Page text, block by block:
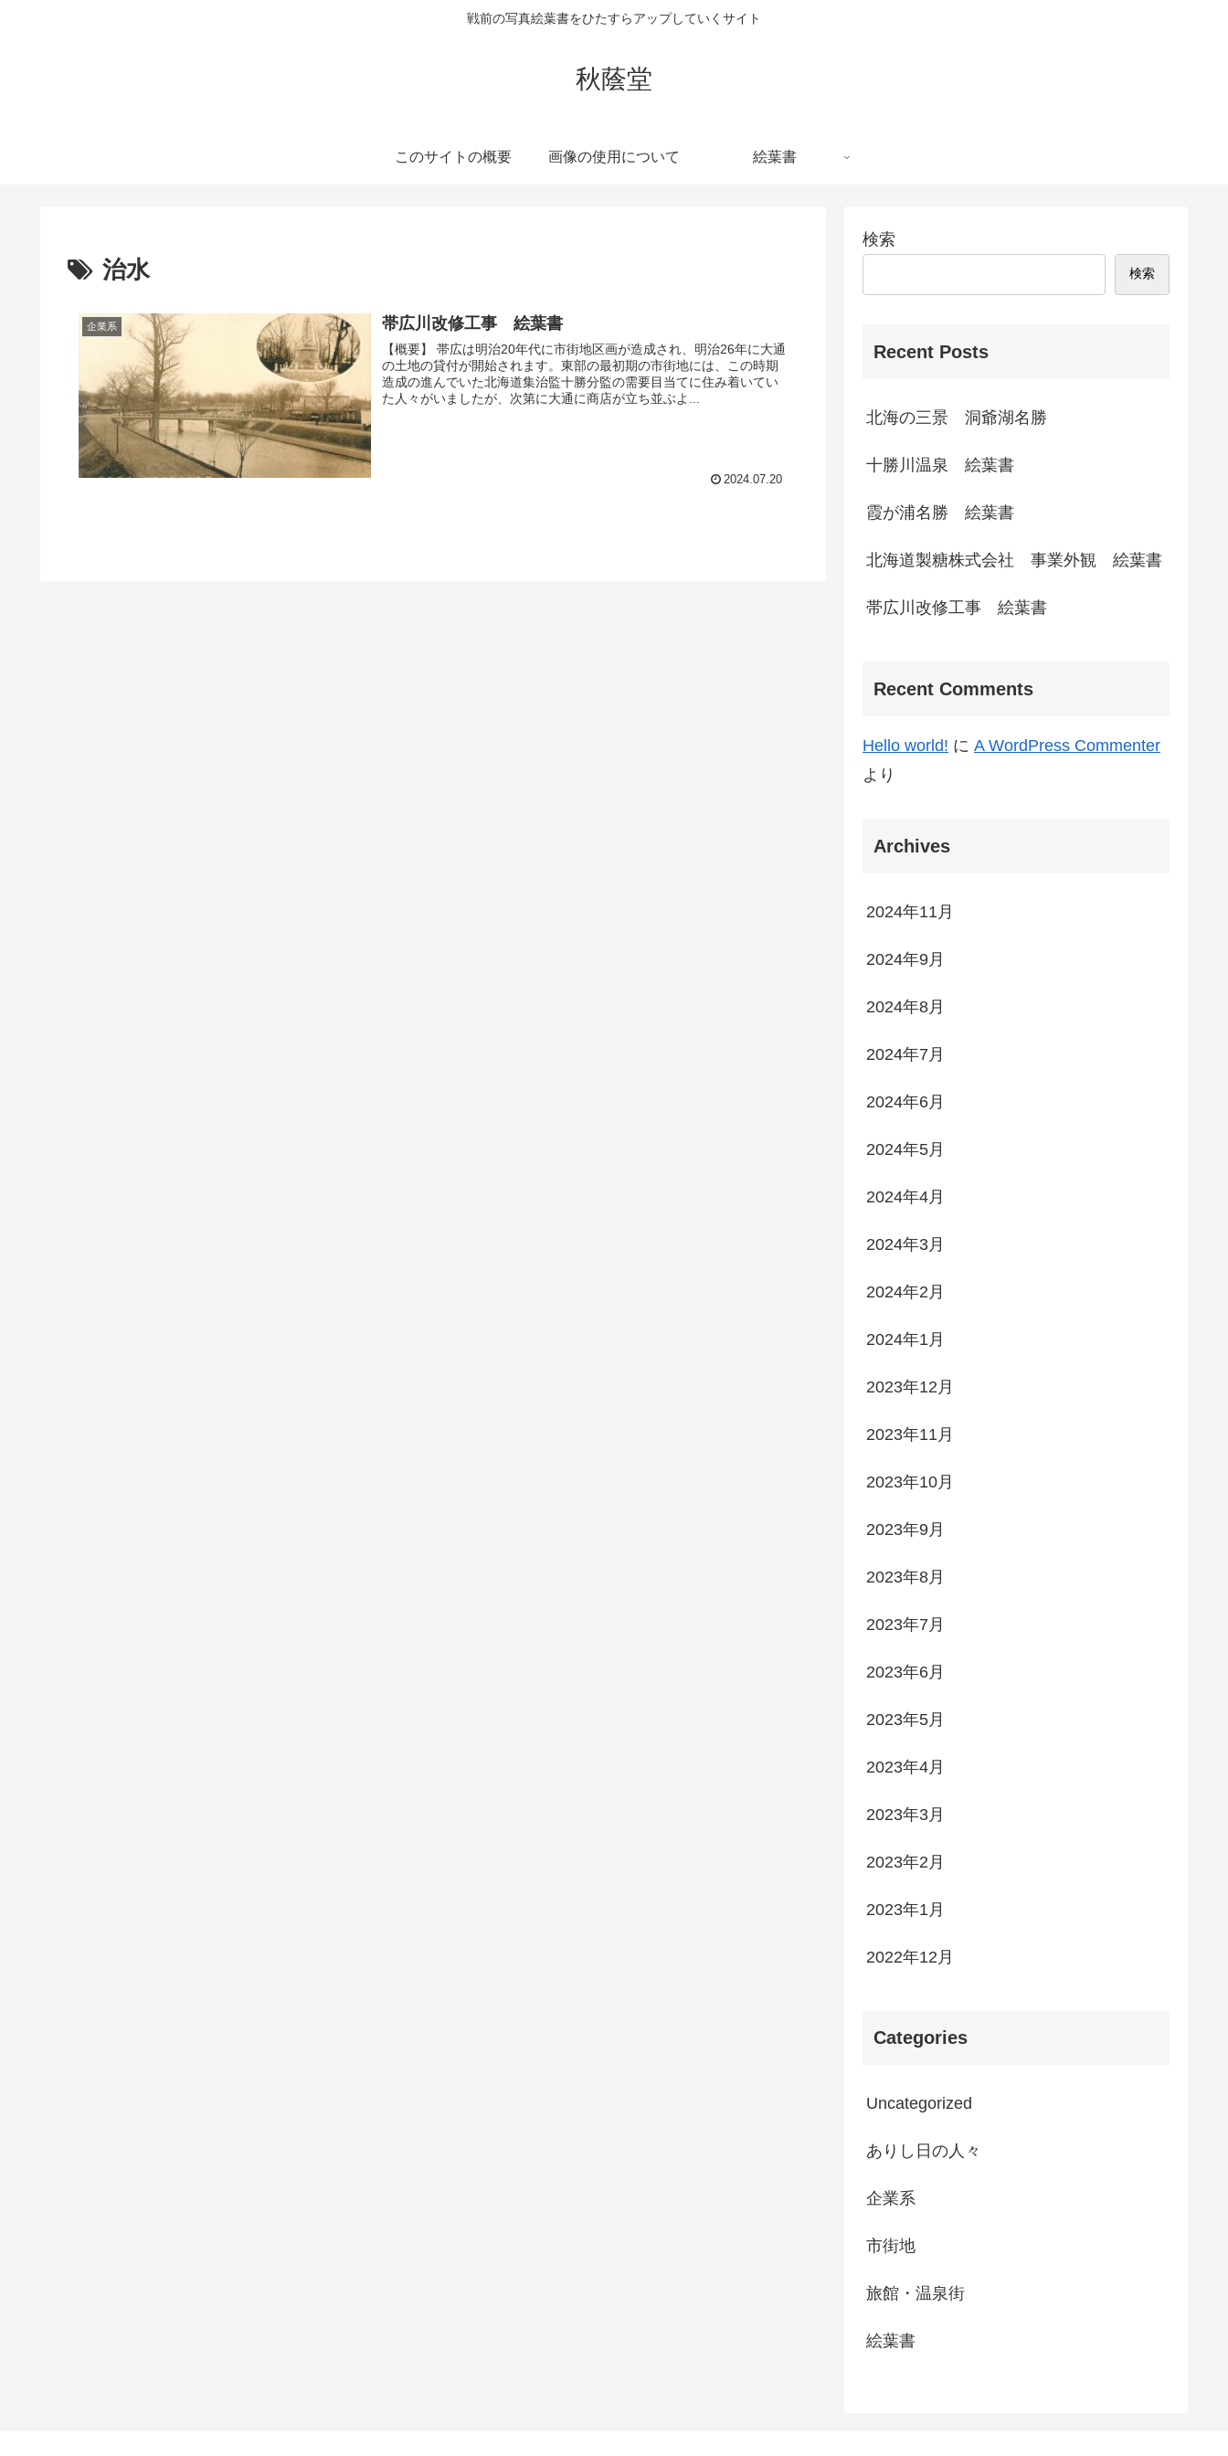
戦前の写真絵葉書をひたすらアップしていくサイト
秋蔭堂
このサイトの概要 画像の使用について 絵葉書
治水
企業系 帯広川改修工事 絵葉書
【概要】 帯広は明治20年代に市街地区画が造成され、明治26年に大通
の土地の貸付が開始されます。東部の最初期の市街地には、この時期
造成の進んでいた北海道集治監十勝分監の需要目当てに住み着いてい
た人々がいましたが、次第に大通に商店が立ち並ぶよ...
2024.07.20
検索
検索
Recent Posts
北海の三景 洞爺湖名勝
十勝川温泉 絵葉書
霞が浦名勝 絵葉書
北海道製糖株式会社 事業外観 絵葉書
帯広川改修工事 絵葉書
Recent Comments
Hello world! に A WordPress Commenter
より
Archives
2024年11月
2024年9月
2024年8月
2024年7月
2024年6月
2024年5月
2024年4月
2024年3月
2024年2月
2024年1月
2023年12月
2023年11月
2023年10月
2023年9月
2023年8月
2023年7月
2023年6月
2023年5月
2023年4月
2023年3月
2023年2月
2023年1月
2022年12月
Categories
Uncategorized
ありし日の人々
企業系
市街地
旅館・温泉街
絵葉書